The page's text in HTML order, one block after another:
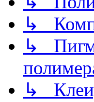
↳
↳
↳ Клеи,